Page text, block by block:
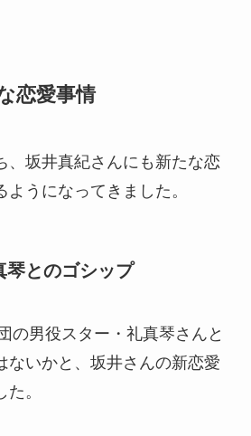
恋愛事情
、坂井真紀さんにも新たな恋
うになってきました。
琴とのゴシップ
の男役スター・礼真琴さんと
ないかと、坂井さんの新恋愛
。